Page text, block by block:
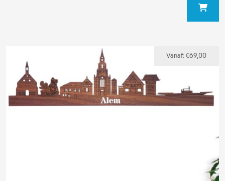
Vanaf: €69,00